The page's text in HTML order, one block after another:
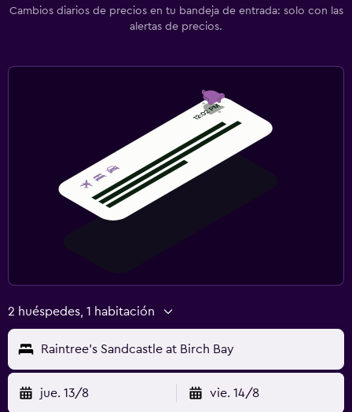
Cambios diarios de precios en tu bandeja de entrada: solo con las
alertas de precios.
2 huéspedes, 1 habitación
Raintree's Sandcastle at Birch Bay
jue. 13/8 vie. 14/8